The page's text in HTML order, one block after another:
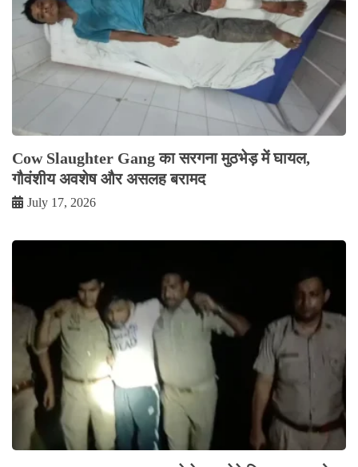
Cow Slaughter Gang का सरगना मुठभेड़ में घायल,
गौवंशीय अवशेष और असलह बरामद
July 17, 2026